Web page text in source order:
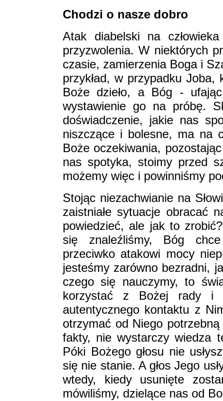
Chodzi o nasze dobro
Atak diabelski na
przyzwolenia. W niektórych
czasie, zamierzenia Boga i
przykład, w przypadku Joba,
Boże dzieło, a Bóg -
wystawienie go na próbę.
doświadczenie, jakie nas
niszczące i bolesne, ma na
Boże oczekiwania,
nas spotyka, stoimy przed
możemy więc i powinniśmy
Stojąc niezachwianie na
zaistniałe sytuacje obracać
powiedzieć, ale jak to
się znaleźliśmy, Bóg
przeciwko atakowi mocy
jesteśmy zarówno bezradni,
czego się nauczymy, to
korzystać z Bożej rady i
autentycznego kontaktu z
otrzymać od Niego
fakty, nie wystarczy wiedza
Póki Bożego głosu nie
się nie stanie. A głos Jego
wtedy, kiedy usunięte
mówiliśmy, dzielące nas od